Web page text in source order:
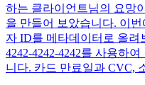
하는 클라이언트님의 요망
을 만들어 보았습니다. 이
자 ID를 메타데이터로 올려
4242-4242-4242를 사용하
니다. 카드 만료일과 CVC,